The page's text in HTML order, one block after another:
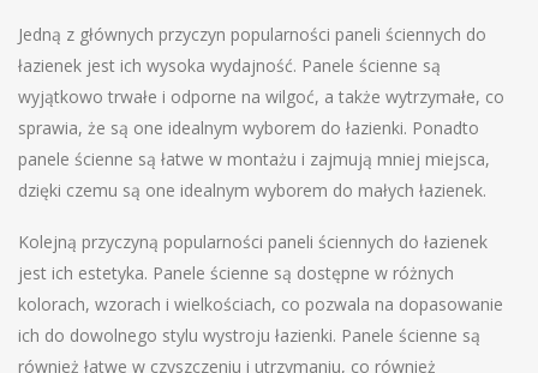
Jedną z głównych przyczyn popularności paneli ściennych do
łazienek jest ich wysoka wydajność. Panele ścienne są
wyjątkowo trwałe i odporne na wilgoć, a także wytrzymałe, co
sprawia, że są one idealnym wyborem do łazienki. Ponadto
panele ścienne są łatwe w montażu i zajmują mniej miejsca,
dzięki czemu są one idealnym wyborem do małych łazienek.
Kolejną przyczyną popularności paneli ściennych do łazienek
jest ich estetyka. Panele ścienne są dostępne w różnych
kolorach, wzorach i wielkościach, co pozwala na dopasowanie
ich do dowolnego stylu wystroju łazienki. Panele ścienne są
również łatwe w czyszczeniu i utrzymaniu, co również